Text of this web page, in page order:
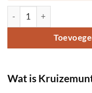
Kruizemunt -
Wat is